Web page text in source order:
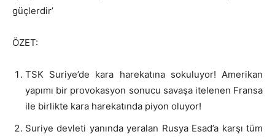
güçlerdir’
ÖZET:
TSK Suriye’de kara harekatına sokuluyor! Amerikan
yapımı bir provokasyon sonucu savaşa itelenen Fransa
ile birlikte kara harekatında piyon oluyor!
Suriye devleti yanında yeralan Rusya Esad’a karşı tüm